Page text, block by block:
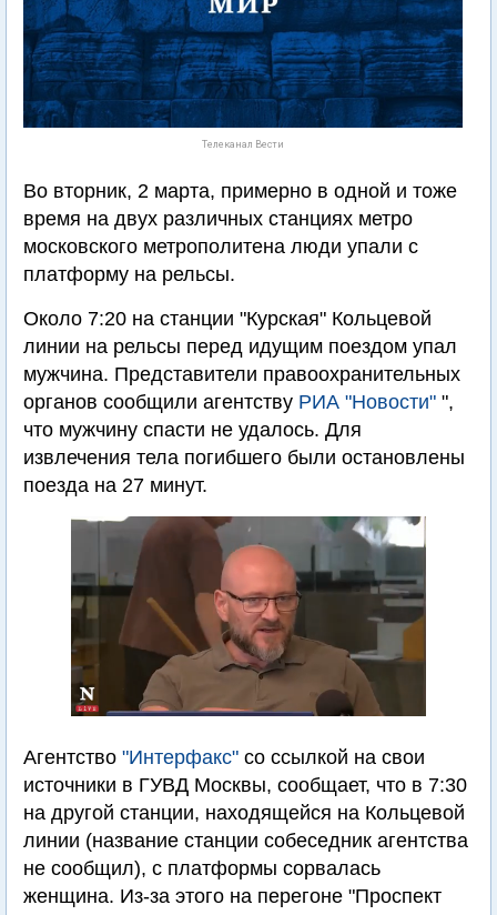
Телеканал Вести
Во вторник, 2 марта, примерно в одной и тоже
время на двух различных станциях метро
московского метрополитена люди упали с
платформу на рельсы.
Около 7:20 на станции "Курская" Кольцевой
линии на рельсы перед идущим поездом упал
мужчина. Представители правоохранительных
органов сообщили агентству РИА "Новости" ",
что мужчину спасти не удалось. Для
извлечения тела погибшего были остановлены
поезда на 27 минут.
Агентство "Интерфакс" со ссылкой на свои
источники в ГУВД Москвы, сообщает, что в 7:30
на другой станции, находящейся на Кольцевой
линии (название станции собеседник агентства
не сообщил), с платформы сорвалась
женщина. Из-за этого на перегоне "Проспект